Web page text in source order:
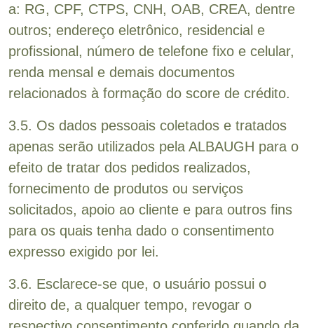
a: RG, CPF, CTPS, CNH, OAB, CREA, dentre
outros; endereço eletrônico, residencial e
profissional, número de telefone fixo e celular,
renda mensal e demais documentos
relacionados à formação do score de crédito.
3.5. Os dados pessoais coletados e tratados
apenas serão utilizados pela ALBAUGH para o
efeito de tratar dos pedidos realizados,
fornecimento de produtos ou serviços
solicitados, apoio ao cliente e para outros fins
para os quais tenha dado o consentimento
expresso exigido por lei.
3.6. Esclarece-se que, o usuário possui o
direito de, a qualquer tempo, revogar o